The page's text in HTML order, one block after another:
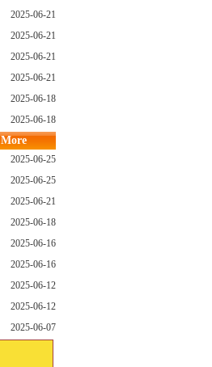
2025-06-21
2025-06-21
2025-06-21
2025-06-21
2025-06-18
2025-06-18
More
2025-06-25
2025-06-25
2025-06-21
2025-06-18
2025-06-16
2025-06-16
2025-06-12
2025-06-12
2025-06-07